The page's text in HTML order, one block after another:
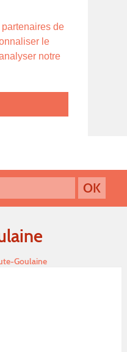
de
le
notre
Goulaine